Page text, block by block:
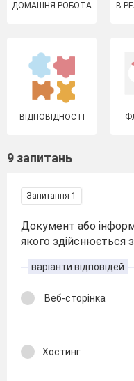
ДОМАШНЯ РОБОТА В
ВІДПОВІДНОСТІ
9 запитань
Запитання 1
Документ або
якого здійснюється
варіанти відповідей
Веб-сторінка
Хостинг